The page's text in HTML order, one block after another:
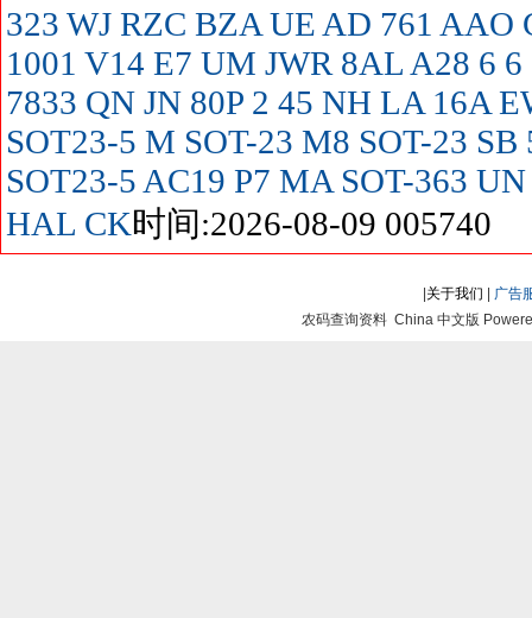
323 WJ RZC BZA UE AD 761 AAO
1001 V14 E7 UM JWR 8AL A28 6 6
7833 QN JN 80P 2 45 NH LA 16A
SOT23-5 M SOT-23 M8 SOT-23 SB
SOT23-5 AC19 P7 MA SOT-363 UN
HAL CK时间:2026-08-09 005740
关于我们
广告
农码查询资料 China 中文版